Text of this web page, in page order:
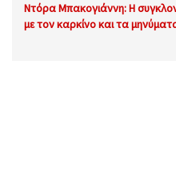
Ντόρα Μπακογιάννη: Η
με τον καρκίνο και τα